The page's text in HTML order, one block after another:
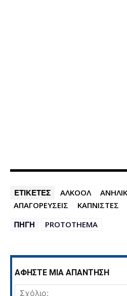
ΕΤΙΚΕΤΕΣ ΑΛΚΟΟΛ
ΑΠΑΓΟΡΕΥΣΕΙΣ
ΚΑΠΝΙΣΤΕΣ
ΠΗΓΗ PROTOTHEMA
ΑΦΗΣΤΕ ΜΙΑ ΑΠΑΝΤΗΣΗ